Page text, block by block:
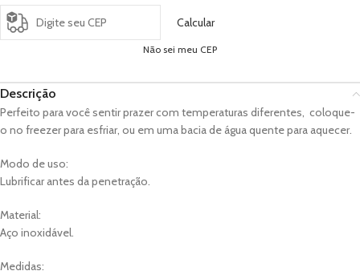
Calcular
Não sei meu CEP
Descrição
Perfeito para você sentir prazer com temperaturas diferentes, coloque-
o no freezer para esfriar, ou em uma bacia de água quente para aquecer.
Modo de uso:
Lubrificar antes da penetração.
Material:
Aço inoxidável.
Medidas: